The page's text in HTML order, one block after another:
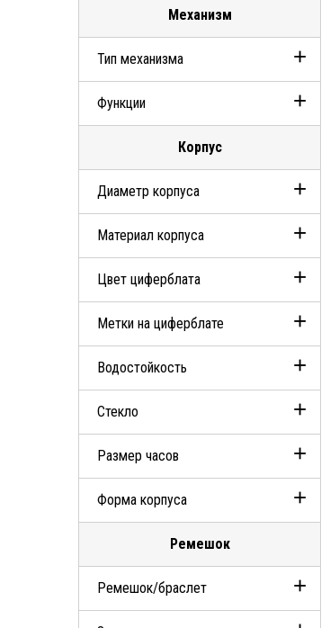
ШвейцарияМеханизм
Тип механизма
Кварцевый
Функции
Корпус
Диаметр корпуса
Диаметр 41мм
Материал корпуса
Сталь
Цвет циферблата
Черный
Синий
Метки на циферблате
Арабские
Водостойкость
100м (10 АТМ)
Стекло
Сапфировое
Размер часов
Средний
Форма корпуса
Ремешок
Ремешок/браслет